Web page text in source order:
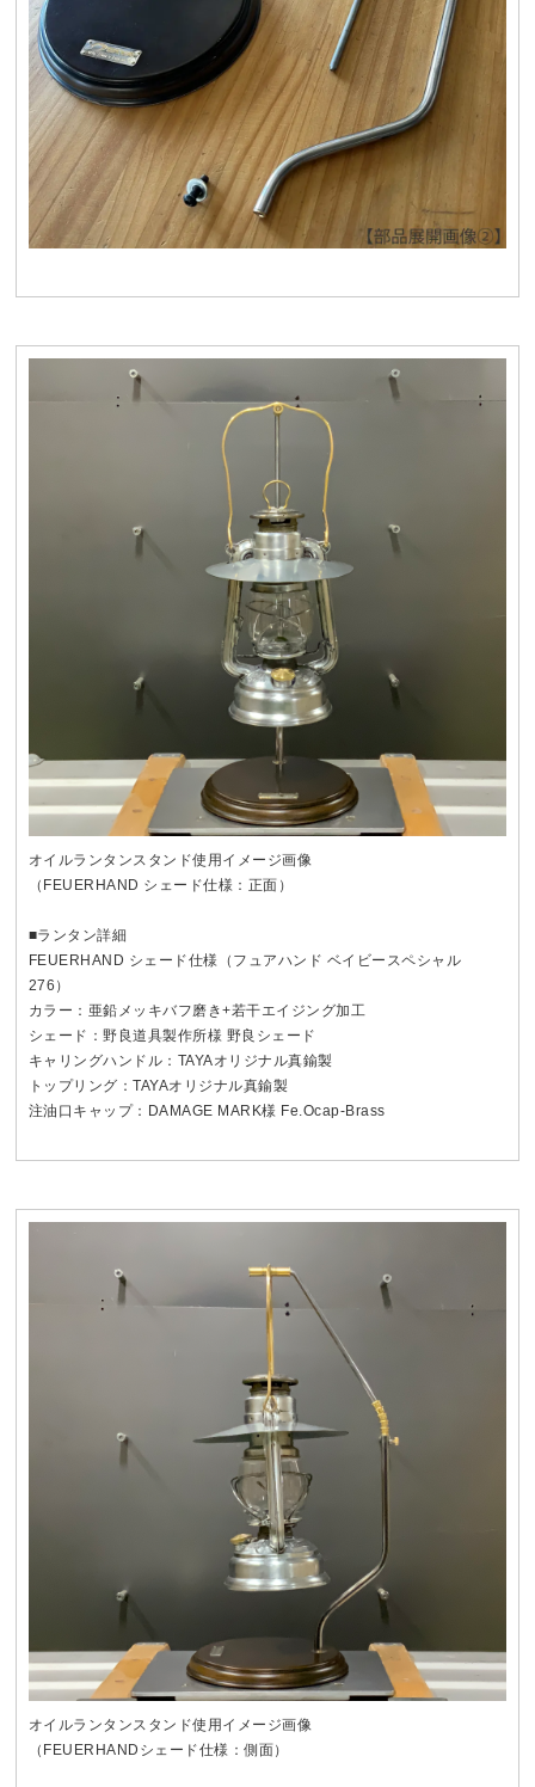
オイルランタンスタンド使用イメージ画像
（FEUERHAND シェード仕様：正面）
■ランタン詳細
FEUERHAND シェード仕様（フュアハンド ベイビースペシャル
276）
カラー：亜鉛メッキバフ磨き+若干エイジング加工
シェード：野良道具製作所様 野良シェード
キャリングハンドル：TAYAオリジナル真鍮製
トップリング：TAYAオリジナル真鍮製
注油口キャップ：DAMAGE MARK様 Fe.Ocap-Brass
オイルランタンスタンド使用イメージ画像
（FEUERHANDシェード仕様：側面）